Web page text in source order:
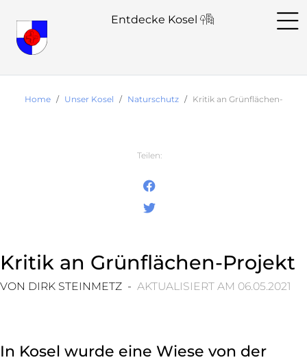
Entdecke Kosel
Home Unser Kosel Naturschutz Kritik an Grünflächen-
Teilen:
Kritik an Grünflächen-Projekt
VON DIRK STEINMETZ - AKTUALISIERT AM 06.05.2021
In Kosel wurde eine Wiese von der